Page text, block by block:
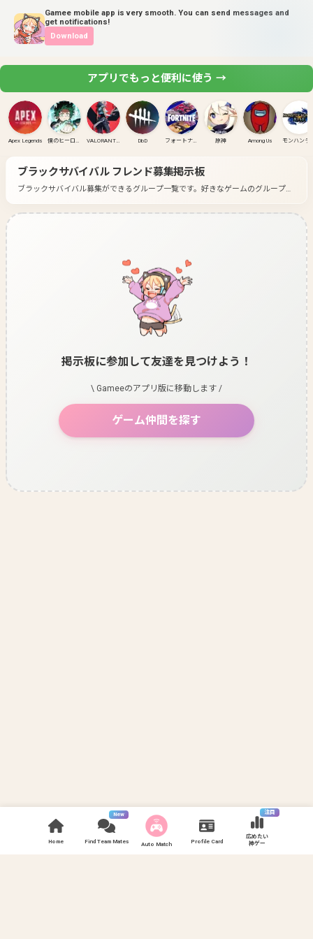
Gamee mobile app is very smooth. You can send messages and
get notifications!
Download
Home
New
Find Team Mates Auto Match Profile Card
注目
広めたい
神ゲー
アプリでもっと便利に使う →
Apex Legends 僕のヒーローアカデミア ULTRA RUMBLE VALORANT(PC) DbD フォートナイト 原神 Among Us
ブラックサバイバルフレンド募集掲示板
ブラックサバイバル募集ができるグループ一覧です。 好きなゲームのグループに
掲示板に参加して友達を見つけよう！
\ Gameeのアプリ版に移動します /
ゲーム仲間を探す